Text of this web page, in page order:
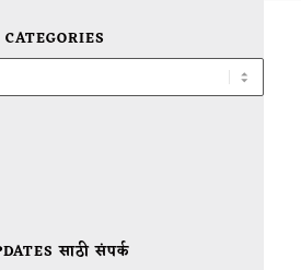
CATEGORIES
साठी संपर्क